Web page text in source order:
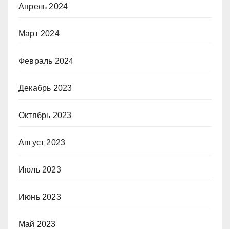
Апрель 2024
Март 2024
Февраль 2024
Декабрь 2023
Октябрь 2023
Август 2023
Июль 2023
Июнь 2023
Май 2023